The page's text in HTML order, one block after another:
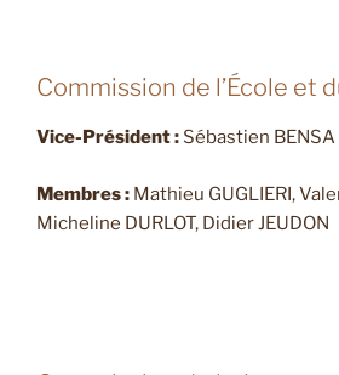
Commission de l’École et
Vice-Président : Sébastien BENSA
Membres : Mathieu GUGLIERI,
Micheline DURLOT, Didier JEUDON